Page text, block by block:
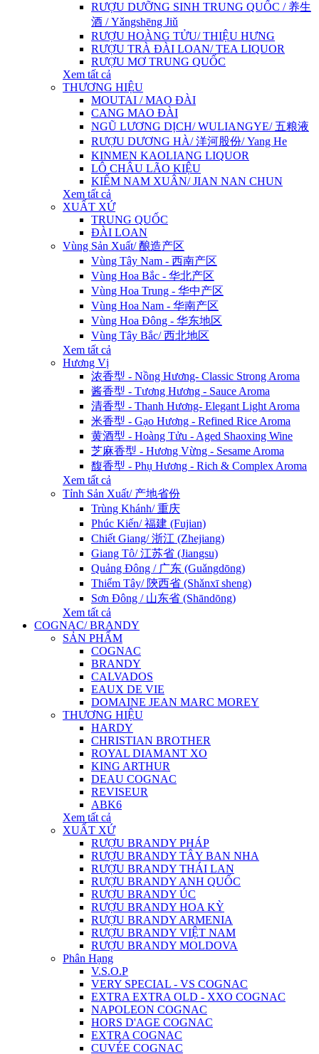
RƯỢU DƯỠNG SINH TRUNG QUỐC / 养生
酒 / Yǎngshēng Jiǔ
RƯỢU HOÀNG TỬU/ THIỆU HƯNG
RƯỢU TRÀ ĐÀI LOAN/ TEA LIQUOR
RƯỢU MƠ TRUNG QUỐC
Xem tất cả
THƯƠNG HIỆU
MOUTAI / MAO ĐÀI
CANG MAO ĐÀI
NGŨ LƯƠNG DỊCH/ WULIANGYE/ 五粮液
RƯỢU DƯƠNG HÀ/ 洋河股份/ Yang He
KINMEN KAOLIANG LIQUOR
LÔ CHÂU LÃO KIỆU
KIẾM NAM XUÂN/ JIAN NAN CHUN
Xem tất cả
XUẤT XỨ
TRUNG QUỐC
ĐÀI LOAN
Vùng Sản Xuất/ 酿造产区
Vùng Tây Nam - 西南产区
Vùng Hoa Bắc - 华北产区
Vùng Hoa Trung - 华中产区
Vùng Hoa Nam - 华南产区
Vùng Hoa Đông - 华东地区
Vùng Tây Bắc/ 西北地区
Xem tất cả
Hương Vị
浓香型 - Nồng Hương- Classic Strong Aroma
酱香型 - Tương Hương - Sauce Aroma
清香型 - Thanh Hương- Elegant Light Aroma
米香型 - Gạo Hương - Refined Rice Aroma
黄酒型 - Hoàng Tửu - Aged Shaoxing Wine
芝麻香型 - Hương Vừng - Sesame Aroma
馥香型 - Phụ Hương - Rich & Complex Aroma
Xem tất cả
Tỉnh Sản Xuất/ 产地省份
Trùng Khánh/ 重庆
Phúc Kiến/ 福建 (Fujian)
Chiết Giang/ 浙江 (Zhejiang)
Giang Tô/ 江苏省 (Jiangsu)
Quảng Đông / 广东 (Guǎngdōng)
Thiểm Tây/ 陝西省 (Shǎnxī sheng)
Sơn Đông / 山东省 (Shāndōng)
Xem tất cả
COGNAC/ BRANDY
SẢN PHẨM
COGNAC
BRANDY
CALVADOS
EAUX DE VIE
DOMAINE JEAN MARC MOREY
THƯƠNG HIỆU
HARDY
CHRISTIAN BROTHER
ROYAL DIAMANT XO
KING ARTHUR
DEAU COGNAC
REVISEUR
ABK6
Xem tất cả
XUẤT XỨ
RƯỢU BRANDY PHÁP
RƯỢU BRANDY TÂY BAN NHA
RƯỢU BRANDY THÁI LAN
RƯỢU BRANDY ANH QUỐC
RƯỢU BRANDY ÚC
RƯỢU BRANDY HOA KỲ
RƯỢU BRANDY ARMENIA
RƯỢU BRANDY VIỆT NAM
RƯỢU BRANDY MOLDOVA
Phân Hạng
V.S.O.P
VERY SPECIAL - VS COGNAC
EXTRA EXTRA OLD - XXO COGNAC
NAPOLEON COGNAC
HORS D'AGE COGNAC
EXTRA COGNAC
CUVÉE COGNAC